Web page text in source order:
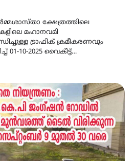
ക്ഷേത്രത്തിലെ
മഹാനവമി
ട്രാഫിക് ക്രമീകരണവും
01-10-2025 വൈകീട്ട്…